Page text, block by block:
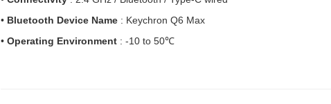
• Bluetooth Device Name : Keychron Q6 Max
•Operating Environment : -10 to 50℃